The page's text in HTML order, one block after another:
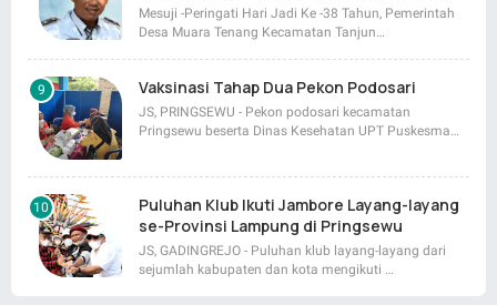
Mesuji -Peringati Hari Jadi Ke -38 Tahun, Pemerintah
Desa Muara Tenang Kecamatan Tanjun…
Vaksinasi Tahap Dua Pekon Podosari
JS, PRINGSEWU - Pekon podosari kecamatan
Pringsewu beserta Dinas Kesehatan UPT Puskesma…
Puluhan Klub Ikuti Jambore Layang-layang
se-Provinsi Lampung di Pringsewu
JS, GADINGREJO - Puluhan klub layang-layang dari
sejumlah kabupaten dan kota mengikuti …